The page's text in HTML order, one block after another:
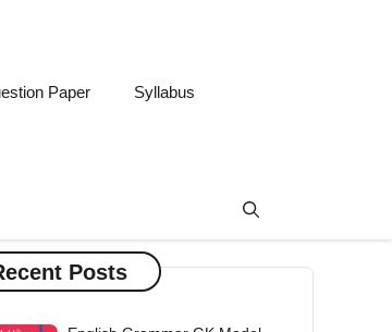
Paper Syllabus
Posts